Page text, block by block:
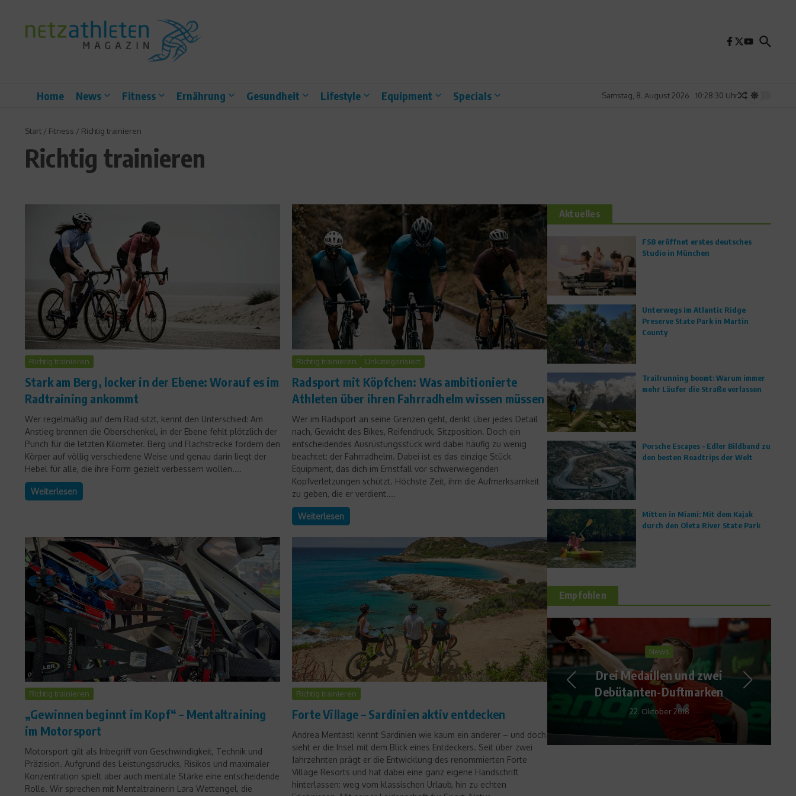
Home News Fitness Ernährung Gesundheit Lifestyle Equipment Specials Samstag, 8. August 2026 10:28:32 Uhr
Start / Fitness / Richtig trainieren
Richtig trainieren
Richtig trainieren
Stark am Berg, locker in der Ebene: Worauf es im
Radtraining ankommt
Wer regelmäßig auf dem Rad sitzt, kennt den Unterschied: Am
Anstieg brennen die Oberschenkel, in der Ebene fehlt plötzlich der
Punch für die letzten Kilometer. Berg und Flachstrecke fordern den
Körper auf völlig verschiedene Weise und genau darin liegt der
Hebel für alle, die ihre Form gezielt verbessern wollen....
Weiterlesen
Richtig trainieren Unkategorisiert
Radsport mit Köpfchen: Was ambitionierte
Athleten über ihren Fahrradhelm wissen müssen
Wer im Radsport an seine Grenzen geht, denkt über jedes Detail
nach, Gewicht des Bikes, Reifendruck, Sitzposition. Doch ein
entscheidendes Ausrüstungsstück wird dabei häufig zu wenig
beachtet: der Fahrradhelm. Dabei ist es das einzige Stück
Equipment, das dich im Ernstfall vor schwerwiegenden
Kopfverletzungen schützt. Höchste Zeit, ihm die Aufmerksamkeit
zu geben, die er verdient....
Weiterlesen
Richtig trainieren
„Gewinnen beginnt im Kopf“ – Mentaltraining
im Motorsport
Motorsport gilt als Inbegriff von Geschwindigkeit, Technik und
Präzision. Aufgrund des Leistungsdrucks, Risikos und maximaler
Konzentration spielt aber auch mentale Stärke eine entscheidende
Rolle. Wir sprechen mit Mentaltrainerin Lara Wettengel, die
Richtig trainieren
Forte Village – Sardinien aktiv entdecken
Andrea Mentasti kennt Sardinien wie kaum ein anderer – und doch
sieht er die Insel mit dem Blick eines Entdeckers. Seit über zwei
Jahrzehnten prägt er die Entwicklung des renommierten Forte
Village Resorts und hat dabei eine ganz eigene Handschrift
hinterlassen: weg vom klassischen Urlaub, hin zu echten
Aktuelles
FS8 eröffnet erstes deutsches
Studio in München
Unterwegs im Atlantic Ridge
Preserve State Park in Martin
County
Trailrunning boomt: Warum immer
mehr Läufer die Straße verlassen
Porsche Escapes – Edler Bildband zu
den besten Roadtrips der Welt
Mitten in Miami: Mit dem Kajak
durch den Oleta River State Park
Empfohlen
News
Drei Medaillen und zwei
22. Oktober 2018
Interviews
WM-Songs – Gute Lieder,
schlechte Lieder
6. Juni 2014